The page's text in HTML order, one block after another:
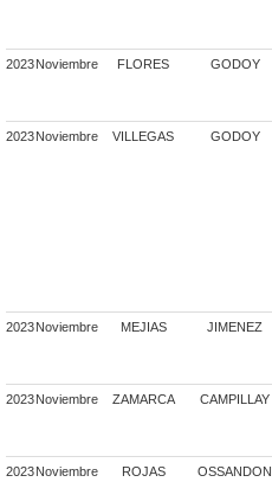
2023Noviembre FLORES GODOY
2023Noviembre VILLEGAS GODOY
2023Noviembre MEJIAS JIMENEZ
2023Noviembre ZAMARCA CAMPILLAY
2023Noviembre ROJAS OSSANDON